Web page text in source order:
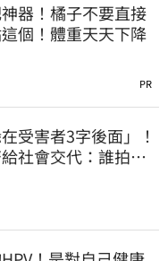
器！橘子不要直接
個！體重天天下降
PR
在受害者3字後面」！
社會交代：誰拍板